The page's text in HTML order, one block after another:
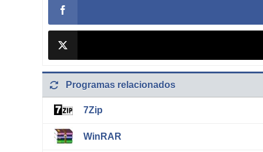
Programas relacionados
7Zip
WinRAR